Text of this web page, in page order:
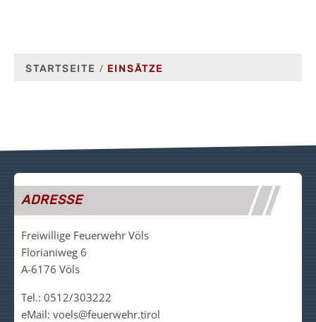
STARTSEITE EINSÄTZE
ADRESSE
Freiwillige Feuerwehr Völs
Florianiweg 6
A-6176 Völs
Tel.: 0512/303222
eMail: voels@feuerwehr.tirol